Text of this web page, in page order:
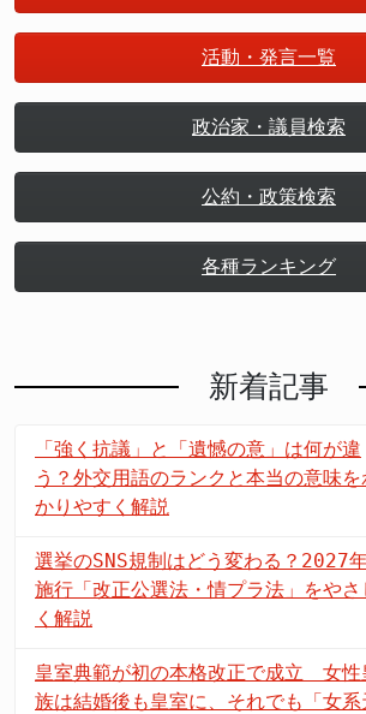
活動・発言一覧
政治家・議員検索
公約・政策検索
各種ランキング
新着記事
「強く抗議」と「遺憾の意」は何が違
う？外交用語のランクと本当の意味を
かりやすく解説
選挙のSNS規制はどう変わる？2027
施行「改正公選法・情プラ法」をやさ
く解説
皇室典範が初の本格改正で成立 女性
族は結婚後も皇室に、それでも「女系